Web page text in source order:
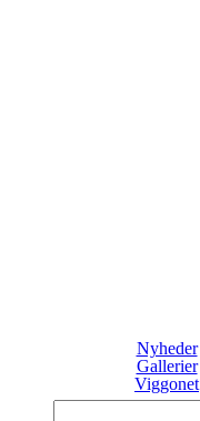
Nyheder
Gallerier
Viggonet